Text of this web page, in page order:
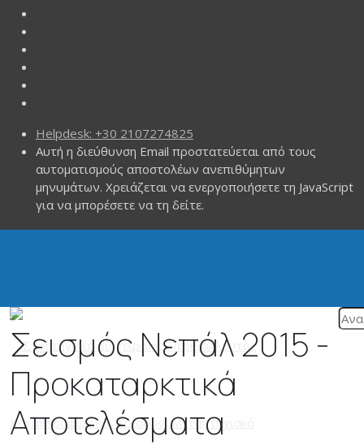
Helpdesk: +30 2107274825
Αυτή η διεύθυνση Email προστατεύεται από τους
αυτοματισμούς αποστολέων ανεπιθύμητων
μηνυμάτων. Χρειάζεται να ενεργοποιήσετε τη JavaScript
για να μπορέσετε να τη δείτε.
Σεισμός Νεπάλ 2015 -
Προκαταρκτικά
Αποτελέσματα